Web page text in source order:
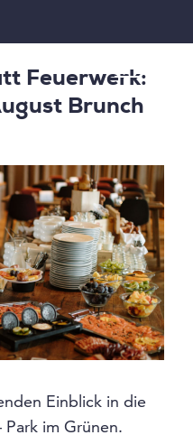
Feuerwerk:
Brunch
Einblick in die
im Grünen.